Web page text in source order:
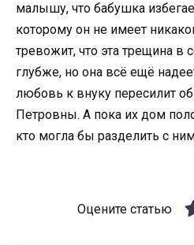
малышу, что бабушка
которому он не имеет
тревожит, что эта трещина в
глубже, но она всё ещё
любовь к внуку пересилит
Петровны. А пока их дом
кто могла бы разделить с
Оцените статью